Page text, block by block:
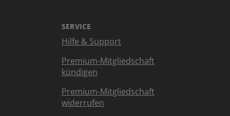
SERVICE
Hilfe & Support
Premium-Mitgliedschaft
kündigen
Premium-Mitgliedschaft
widerrufen